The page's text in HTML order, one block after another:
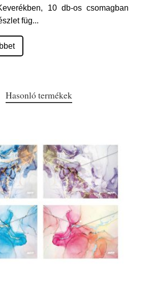
10 db-os csomagban
füg...
Hasonló termékek